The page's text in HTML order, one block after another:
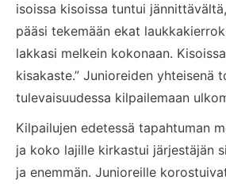
isoissa kisoissa tuntui
pääsi tekemään ekat
lakkasi melkein kokonaan.
kisakaste.” Junioreiden yhteisenä
tulevaisuudessa kilpailemaan
Kilpailujen edetessä tapahtuman
ja koko lajille kirkastui järjestäjän
ja enemmän. Junioreille